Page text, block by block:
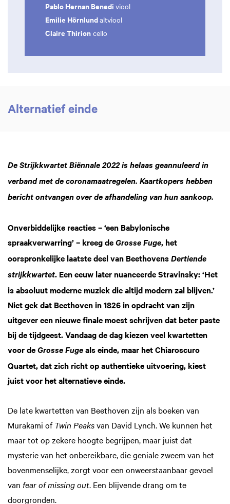
Pablo Hernan Benedi viool
Emilie Hörnlundaltviool
Claire Thirion cello
Alternatief einde
De Strijkkwartet Biënnale 2022 is helaas geannuleerd in
verband met de coronamaatregelen. Kaartkopers hebben
bericht ontvangen over de afhandeling van hun aankoop.
Onverbiddelijke reacties – ‘een Babylonische
spraakverwarring’ – kreeg de Grosse Fuge, het
oorspronkelijke laatste deel van Beethovens Dertiende
strijkkwartet. Een eeuw later nuanceerde Stravinsky: ‘Het
is absoluut moderne muziek die altijd modern zal blijven.’
Niet gek dat Beethoven in 1826 in opdracht van zijn
uitgever een nieuwe finale moest schrijven dat beter paste
bij de tijdgeest. Vandaag de dag kiezen veel kwartetten
voor de Grosse Fuge als einde, maar het Chiaroscuro
Quartet, dat zich richt op authentieke uitvoering, kiest
juist voor het alternatieve einde.
De late kwartetten van Beethoven zijn als boeken van
Murakami ofTwin Peaksvan David Lynch. We kunnen het
maar tot op zekere hoogte begrijpen, maar juist dat
mysterie van het onbereikbare, die geniale zweem van het
bovenmenselijke, zorgt voor een onweerstaanbaar gevoel
van fear of missing out. Een blijvende drang om te
doorgronden.